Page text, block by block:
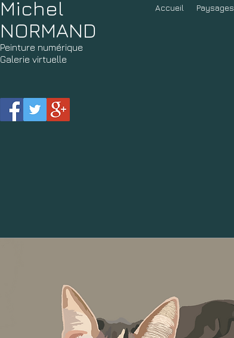
Michel
NORMAND
Peinture numérique
Galerie virtuelle
Accueil Paysages